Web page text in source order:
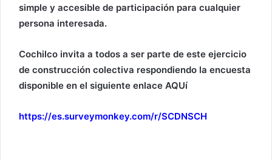
simple y accesible de participación para cualquier
persona interesada.
Cochilco invita a todos a ser parte de este ejercicio
de construcción colectiva respondiendo la encuesta
disponible en el siguiente enlace AQUí
https://es.surveymonkey.com/r/SCDNSCH